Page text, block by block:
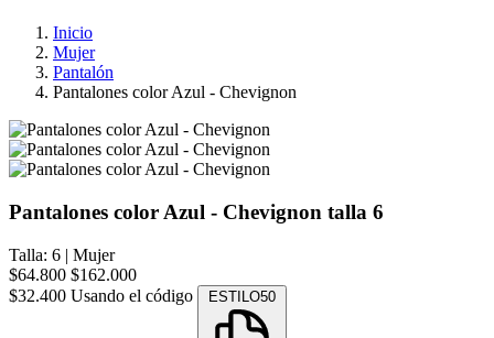
Inicio
Mujer
Pantalón
Pantalones color Azul - Chevignon
Pantalones color Azul - Chevignon talla 6
Talla: 6 | Mujer
$64.800 $162.000
$32.400 Usando el código ESTILO50